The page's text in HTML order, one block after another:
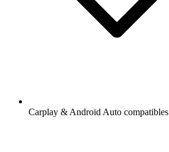
Carplay & Android Auto compatibles